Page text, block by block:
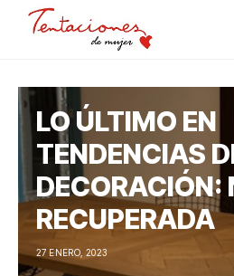
LO ÚLTIMO EN
TENDENCIAS
DECORACIÓN:
RECUPERADA
27 ENERO, 2023